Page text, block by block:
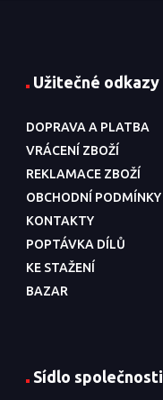
Užitečné odkazy
DOPRAVA A PLATBA
VRÁCENÍ ZBOŽÍ
REKLAMACE ZBOŽÍ
OBCHODNÍ PODMÍNKY
KONTAKTY
POPTÁVKA DÍLŮ
KE STAŽENÍ
BAZAR
Sídlo společnosti